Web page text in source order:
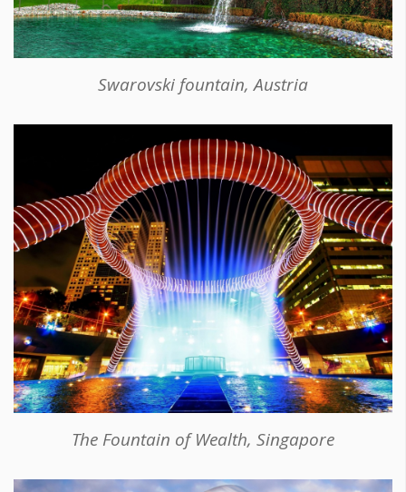
Swarovski fountain, Austria
The Fountain of Wealth, Singapore